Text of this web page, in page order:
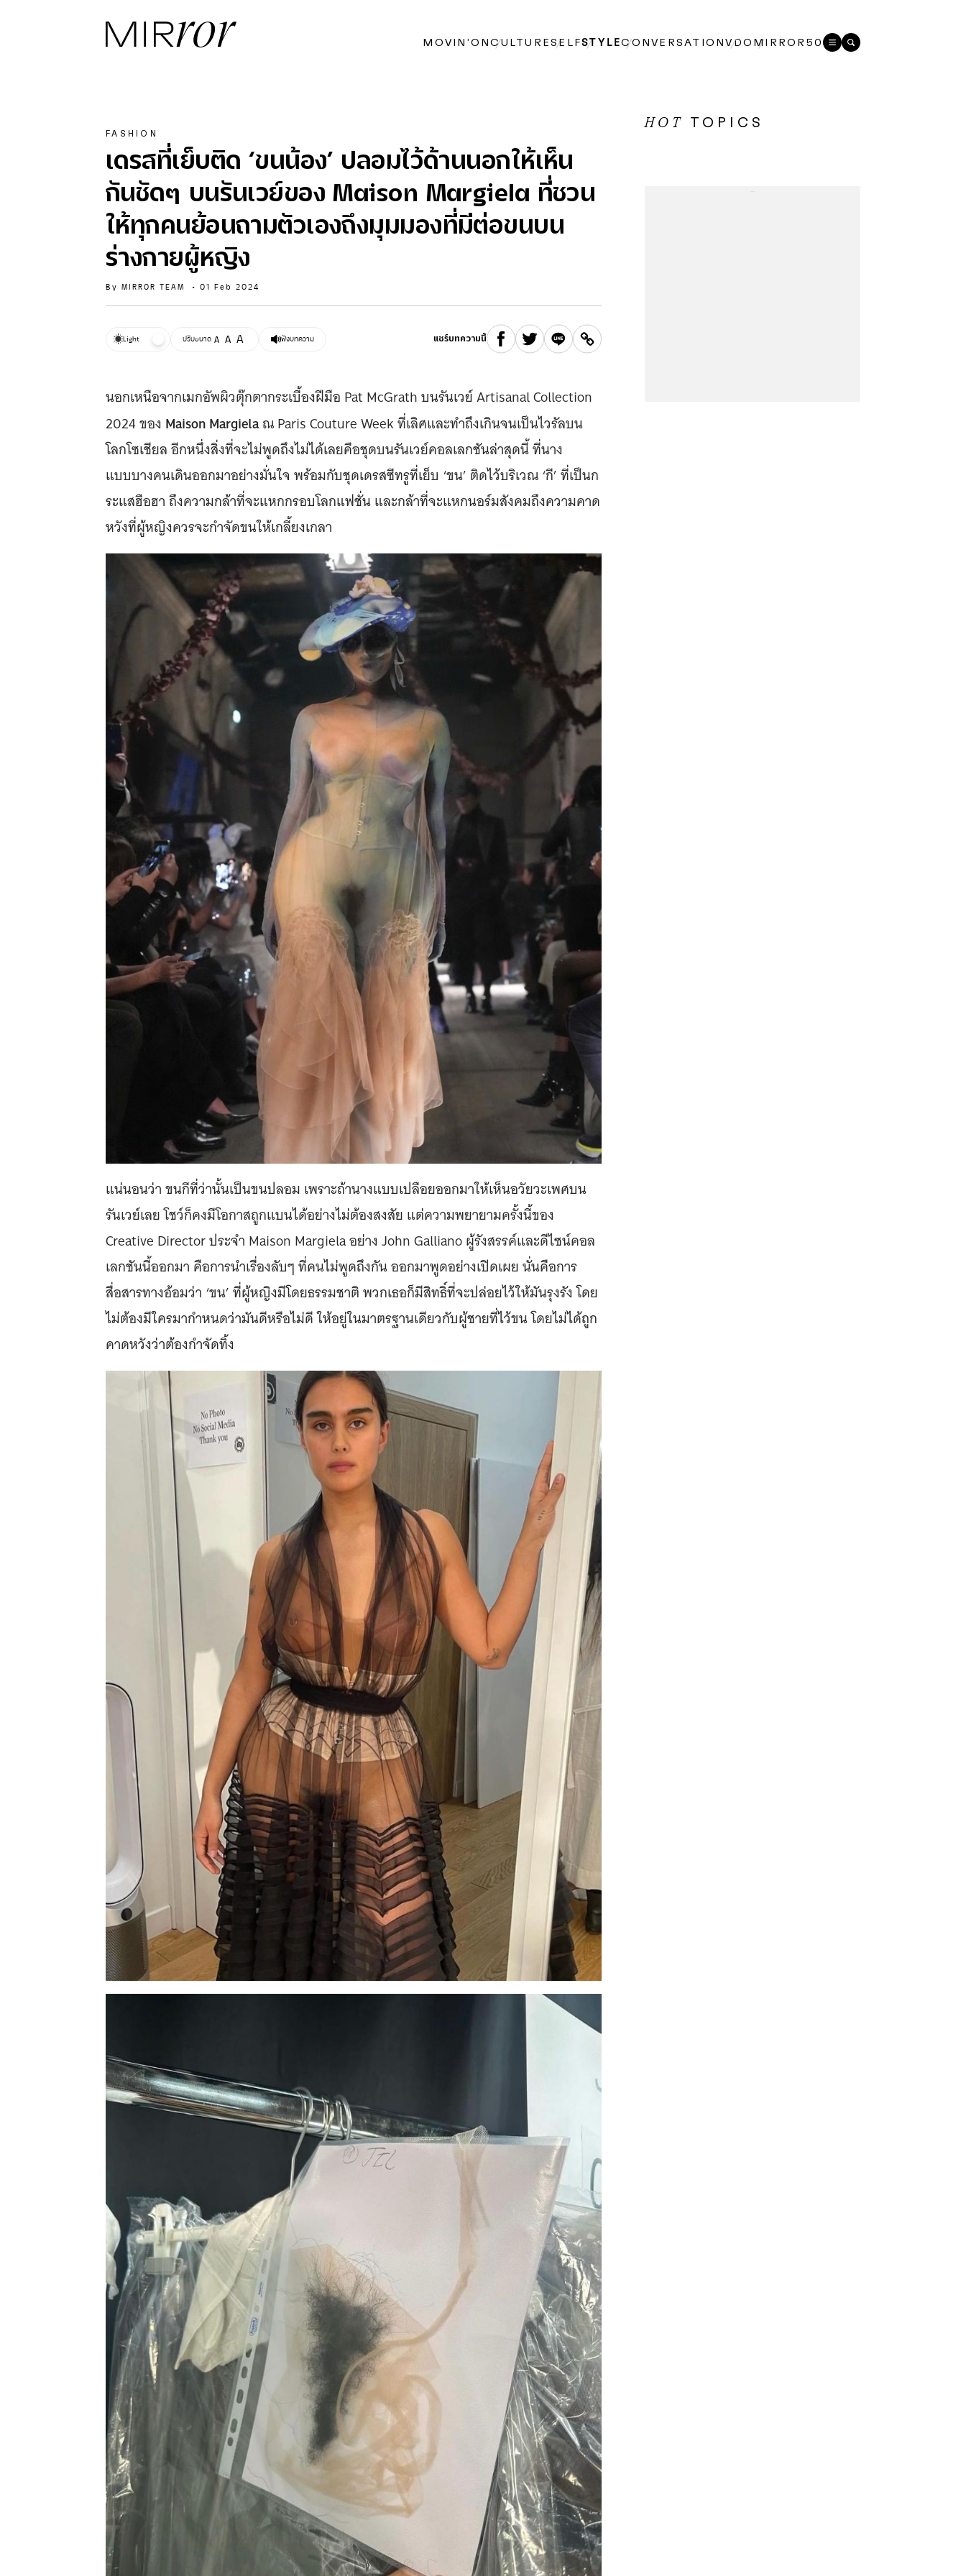
MOVIN’ONCULTURE SELFSTYLE VDO
CONVERSATION MIRROR50
FASHION
เดรสที่เย็บติด ‘ขนน้อง’ ปลอมไว้ด้านนอกให้เห็น
กันชัดๆ บนรันเวย์ของ Maison Margiela ที่ชวน
ให้ทุกคนย้อนถามตัวเองถึงมุมมองที่มีต่อขนบน
ร่างกายผู้หญิง
By MIRROR TEAM • 01 Feb 2024
Light ปรับขนาด A A A ฟังบทความ แชร์บทความนี้
นอกเหนือจากเมกอัพผิวตุ๊กตากระเบื้องฝีมือ Pat McGrath บนรันเวย์ Artisanal Collection
2024 ของ Maison Margielaณ Paris Couture Week ที่เลิศและทำถึงเกินจนเป็นไวรัลบน
โลกโซเชียล อีกหนึ่งสิ่งที่จะไม่พูดถึงไม่ได้เลยคือชุดบนรันเวย์คอลเลกชันล่าสุดนี้ ที่นาง
แบบบางคนเดินออกมาอย่างมั่นใจ พร้อมกับชุดเดรสซีทรูที่เย็บ ‘ขน’ ติดไว้บริเวณ ‘กี’ ที่เป็นก
ระแสฮือฮา ถึงความกล้าที่จะแหกกรอบโลกแฟชั่น และกล้าที่จะแหกนอร์มสังคมถึงความคาด
หวังที่ผู้หญิงควรจะกำจัดขนให้เกลี้ยงเกลา
แน่นอนว่า ขนกีที่ว่านั้นเป็นขนปลอม เพราะถ้านางแบบเปลือยออกมาให้เห็นอวัยวะเพศบน
รันเวย์เลย โชว์ก็คงมีโอกาสถูกแบนได้อย่างไม่ต้องสงสัย แต่ความพยายามครั้งนี้ของ
Creative Director ประจำ Maison Margiela อย่าง John Galliano ผู้รังสรรค์และดีไซน์คอล
เลกชันนี้ออกมา คือการนำเรื่องลับๆ ที่คนไม่พูดถึงกัน ออกมาพูดอย่างเปิดเผย นั่นคือการ
สื่อสารทางอ้อมว่า ‘ขน’ ที่ผู้หญิงมีโดยธรรมชาติ พวกเธอก็มีสิทธิ์ที่จะปล่อยไว้ให้มันรุงรัง โดย
ไม่ต้องมีใครมากำหนดว่ามันดีหรือไม่ดี ให้อยู่ในมาตรฐานเดียวกับผู้ชายที่ไว้ขน โดยไม่ได้ถูก
คาดหวังว่าต้องกำจัดทิ้ง
HOT TOPICS